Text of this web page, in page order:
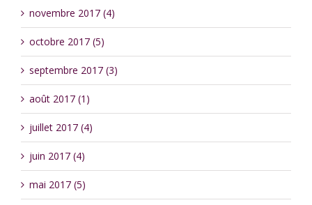
novembre 2017 (4)
octobre 2017 (5)
septembre 2017 (3)
août 2017 (1)
juillet 2017 (4)
juin 2017 (4)
mai 2017 (5)